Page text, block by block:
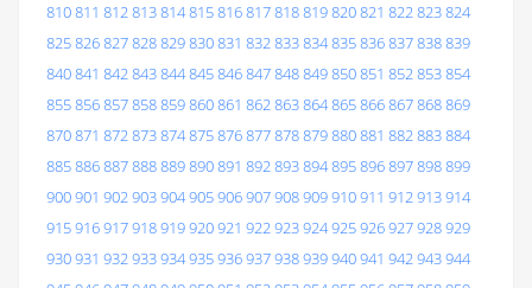
810811 812813814815816817818819820821 822823824
825826827828829830831 832833834835836837838839
840841 842843844845846847848849850851 852853854
855856857858859860861 862863864865866867868869
870871 872873874875876877878879880881 882883884
885886887888889890891 892893894895896897898899
900901 902903904905906907908909910911 912913914
915916917918919920921 922923924925926927928929
930931 932933934935936937938939940941 942943944